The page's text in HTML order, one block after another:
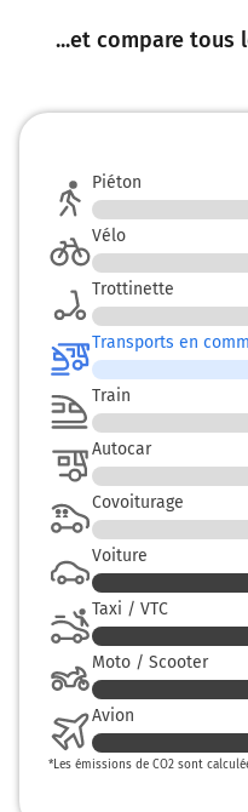
...et compare tous
Piéton
Vélo
Trottinette
Transports en
Train
Autocar
Covoiturage
Voiture
Taxi / VTC
Moto / Scooter
Avion
*Les émissions de CO2 sont